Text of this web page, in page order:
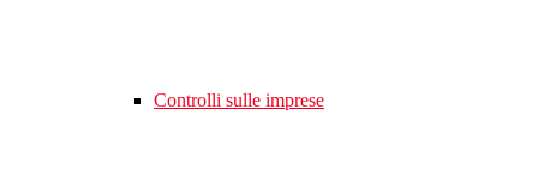
Controlli sulle imprese